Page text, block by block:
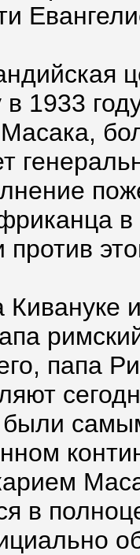
1933
против
Кивануке
папа
в